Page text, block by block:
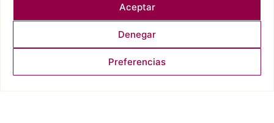
Aceptar
Denegar
Preferencias